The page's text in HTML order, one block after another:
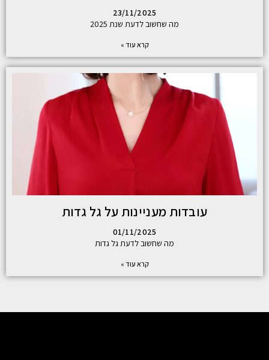
23/11/2025
מה שחשוב לדעת שנת 2025
קרא עוד »
עובדות מעניינות על גל גדות
01/11/2025
מה שחשוב לדעת גל גדות
קרא עוד »